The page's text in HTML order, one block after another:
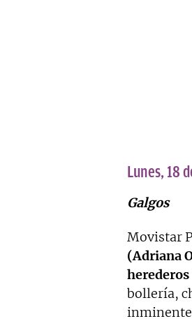
Lunes, 18
Galgos
Movistar
(Adriana
herederos
bollería,
inminente